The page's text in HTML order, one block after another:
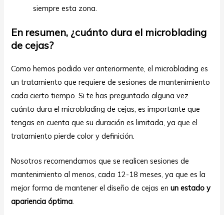
siempre esta zona.
En resumen, ¿cuánto dura el microblading
de cejas?
Como hemos podido ver anteriormente, el microblading es
un tratamiento que requiere de sesiones de mantenimiento
cada cierto tiempo. Si te has preguntado alguna vez
cuánto dura el microblading de cejas, es importante que
tengas en cuenta que su duración es limitada, ya que el
tratamiento pierde color y definición.
Nosotros recomendamos que se realicen sesiones de
mantenimiento al menos, cada 12-18 meses, ya que es la
mejor forma de mantener el diseño de cejas enun estado y
apariencia óptima.